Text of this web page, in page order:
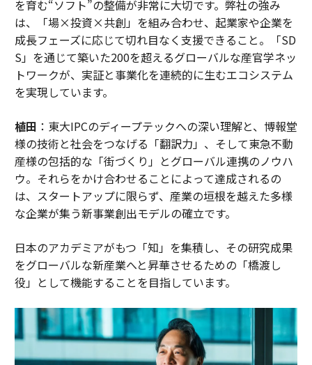
を育む“ソフト”の整備が非常に大切です。弊社の強み
は、「場×投資×共創」を組み合わせ、起業家や企業を
成長フェーズに応じて切れ目なく支援できること。「SD
S」を通じて築いた200を超えるグローバルな産官学ネッ
トワークが、実証と事業化を連続的に生むエコシステム
を実現しています。
植田 ：東大IPCのディープテックへの深い理解と、博報堂
様の技術と社会をつなげる「翻訳力」、そして東急不動
産様の包括的な「街づくり」とグローバル連携のノウハ
ウ。それらをかけ合わせることによって達成されるの
は、スタートアップに限らず、産業の垣根を越えた多様
な企業が集う新事業創出モデルの確立です。
日本のアカデミアがもつ「知」を集積し、その研究成果
をグローバルな新産業へと昇華させるための「橋渡し
役」として機能することを目指しています。